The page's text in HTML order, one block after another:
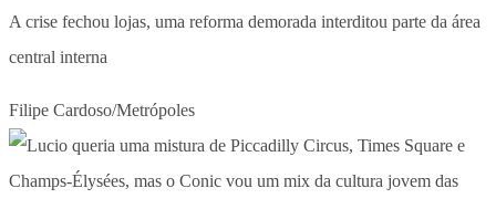
A crise fechou lojas, uma reforma demorada interditou parte da área
central interna
Filipe Cardoso/Metrópoles